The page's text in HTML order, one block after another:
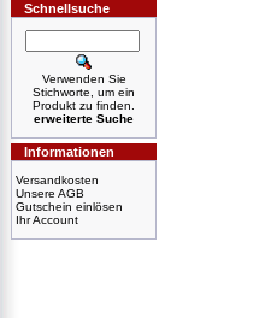
Schnellsuche
Verwenden Sie
Stichworte, um ein
Produkt zu finden.
erweiterte Suche
Informationen
Versandkosten
Unsere AGB
Gutschein einlösen
Ihr Account